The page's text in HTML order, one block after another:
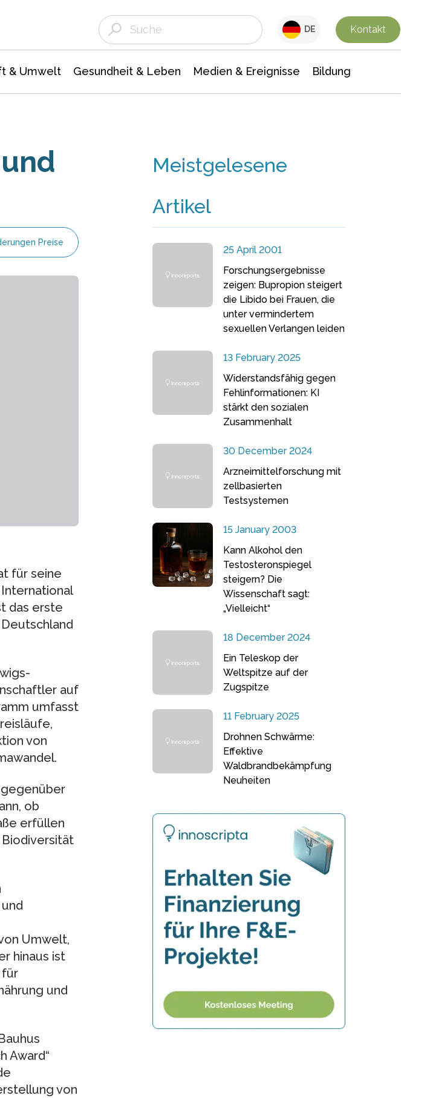
DE Kontakt
& Umwelt Gesundheit & Leben Medien & Ereignisse Bildung
Preise
für seine
das erste
auf
umfasst
von
ob
erfüllen
Umwelt,
hinaus ist
für
und
Award“
von
Meistgelesene
Artikel
25 April 2001
Forschungsergebnisse
zeigen: Bupropion steigert
die Libido bei Frauen, die
unter vermindertem
sexuellen Verlangen leiden
13 February 2025
Widerstandsfähig gegen
Fehlinformationen: KI
stärkt den sozialen
Zusammenhalt
30 December 2024
Arzneimittelforschung mit
zellbasierten
Testsystemen
15 January 2003
Kann Alkohol den
Testosteronspiegel
steigern? Die
Wissenschaft sagt:
„Vielleicht“
18 December 2024
Ein Teleskop der
Weltspitze auf der
Zugspitze
11 February 2025
Drohnen Schwärme:
Effektive
Waldbrandbekämpfung
Neuheiten